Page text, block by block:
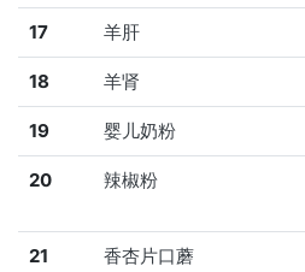
17 羊肝
18 羊肾
19 婴儿奶粉
20 辣椒粉
21 香杏片口蘑